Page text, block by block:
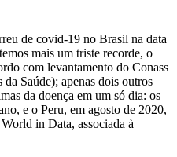
de covid-19 no Brasil na data
mais um triste recorde, o
com levantamento do Conass
Saúde); apenas dois outros
da doença em um só dia: os
e o Peru, em agosto de 2020,
in Data, associada à